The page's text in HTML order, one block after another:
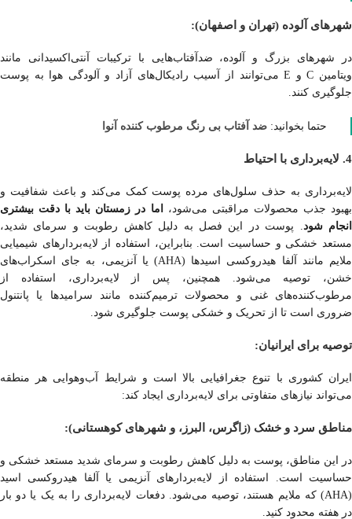
شهرهای آلوده (تهران و اصفهان):
در شهرهای بزرگ و آلوده، ضدآفتاب‌هایی با ترکیبات آنتی‌اکسیدانی مانند
ویتامین C و E می‌توانند از آسیب رادیکال‌های آزاد و آلودگی هوا به پوست
جلوگیری کنند.
حتما بخوانید: ضد آفتاب بی رنگ مرطوب کننده آنوا
4. لایه‌برداری با احتیاط
لایه‌برداری به حذف سلول‌های مرده پوست کمک می‌کند و باعث شفافیت و
بهبود جذب محصولات مراقبتی می‌شود،
اما در زمستان باید با دقت بیشتری
انجام شود . پوست در این فصل به دلیل کاهش رطوبت و سرمای شدید،
مستعد خشکی و حساسیت است. بنابراین، استفاده از لایه‌بردارهای شیمیایی
ملایم مانند آلفا هیدروکسی اسیدها (AHA) یا آنزیمی، به جای اسکراب‌های
خشن، توصیه می‌شود. همچنین، پس از لایه‌برداری، استفاده از
مرطوب‌کننده‌های غنی و محصولات ترمیم‌کننده مانند سرامیدها یا پانتنول
ضروری است تا از تحریک و خشکی پوست جلوگیری شود.
توصیه برای ایرانیان:
ایران کشوری با تنوع جغرافیایی بالا است و شرایط آب‌وهوایی هر منطقه
می‌تواند نیازهای متفاوتی برای لایه‌برداری ایجاد کند:
مناطق سرد و خشک (زاگرس، البرز، و شهرهای کوهستانی):
در این مناطق، پوست به دلیل کاهش رطوبت و سرمای شدید مستعد خشکی و
حساسیت است. استفاده از لایه‌بردارهای آنزیمی یا آلفا هیدروکسی اسید
(AHA) که ملایم هستند، توصیه می‌شود. دفعات لایه‌برداری را به یک یا دو بار
در هفته محدود کنید.